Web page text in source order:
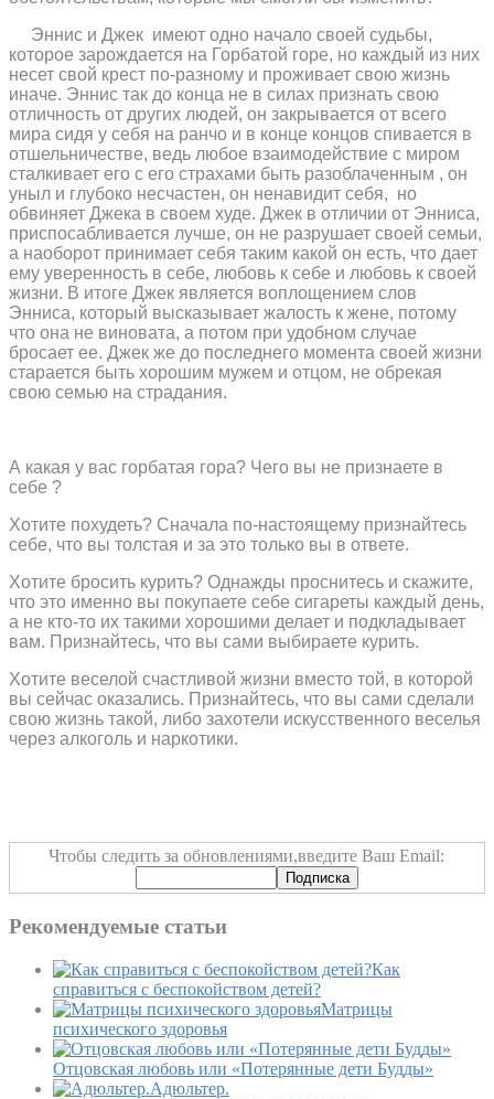
Эннис и Джек имеют одно начало своей судьбы,
которое зарождается на Горбатой горе, но каждый из них
несет свой крест по-разному и проживает свою жизнь
иначе. Эннис так до конца не в силах признать свою
отличность от других людей, он закрывается от всего
мира сидя у себя на ранчо и в конце концов спивается в
отшельничестве, ведь любое взаимодействие с миром
сталкивает его с его страхами быть разоблаченным , он
уныл и глубоко несчастен, он ненавидит себя, но
обвиняет Джека в своем худе. Джек в отличии от Энниса,
приспосабливается лучше, он не разрушает своей семьи,
а наоборот принимает себя таким какой он есть, что дает
ему уверенность в себе, любовь к себе и любовь к своей
жизни. В итоге Джек является воплощением слов
Энниса, который высказывает жалость к жене, потому
что она не виновата, а потом при удобном случае
бросает ее. Джек же до последнего момента своей жизни
старается быть хорошим мужем и отцом, не обрекая
свою семью на страдания.
А какая у вас горбатая гора? Чего вы не признаете в
себе ?
Хотите похудеть? Сначала по-настоящему признайтесь
себе, что вы толстая и за это только вы в ответе.
Хотите бросить курить? Однажды проснитесь и скажите,
что это именно вы покупаете себе сигареты каждый день,
а не кто-то их такими хорошими делает и подкладывает
вам. Признайтесь, что вы сами выбираете курить.
Хотите веселой счастливой жизни вместо той, в которой
вы сейчас оказались. Признайтесь, что вы сами сделали
свою жизнь такой, либо захотели искусственного веселья
через алкоголь и наркотики.
Чтобы следить за обновлениями,введите Ваш Email:
Рекомендуемые статьи
Как
справиться с беспокойством детей?
Матрицы
психического здоровья
Отцовская любовь или «Потерянные дети Будды»
Адюльтер.